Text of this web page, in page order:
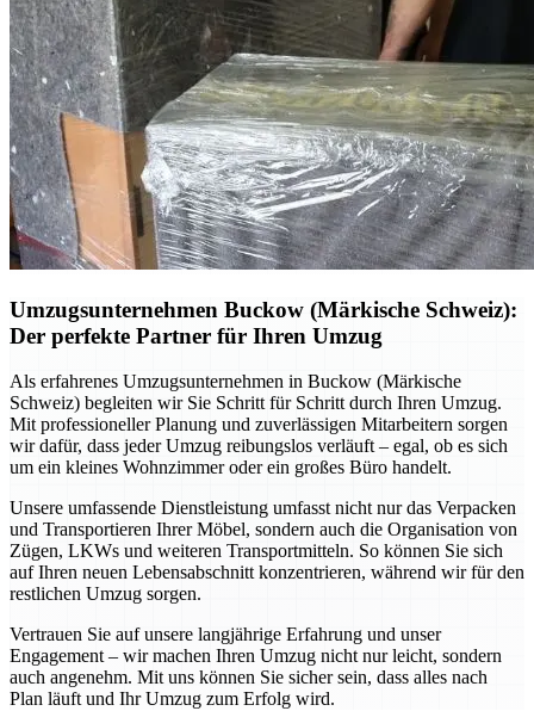
Umzugsunternehmen Buckow (Märkische Schweiz):
Der perfekte Partner für Ihren Umzug
Als erfahrenes Umzugsunternehmen in Buckow (Märkische
Schweiz) begleiten wir Sie Schritt für Schritt durch Ihren Umzug.
Mit professioneller Planung und zuverlässigen Mitarbeitern sorgen
wir dafür, dass jeder Umzug reibungslos verläuft – egal, ob es sich
um ein kleines Wohnzimmer oder ein großes Büro handelt.
Unsere umfassende Dienstleistung umfasst nicht nur das Verpacken
und Transportieren Ihrer Möbel, sondern auch die Organisation von
Zügen, LKWs und weiteren Transportmitteln. So können Sie sich
auf Ihren neuen Lebensabschnitt konzentrieren, während wir für den
restlichen Umzug sorgen.
Vertrauen Sie auf unsere langjährige Erfahrung und unser
Engagement – wir machen Ihren Umzug nicht nur leicht, sondern
auch angenehm. Mit uns können Sie sicher sein, dass alles nach
Plan läuft und Ihr Umzug zum Erfolg wird.